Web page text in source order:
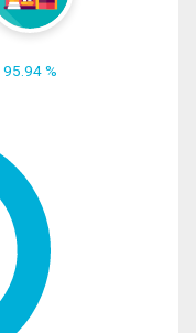
95.94 %